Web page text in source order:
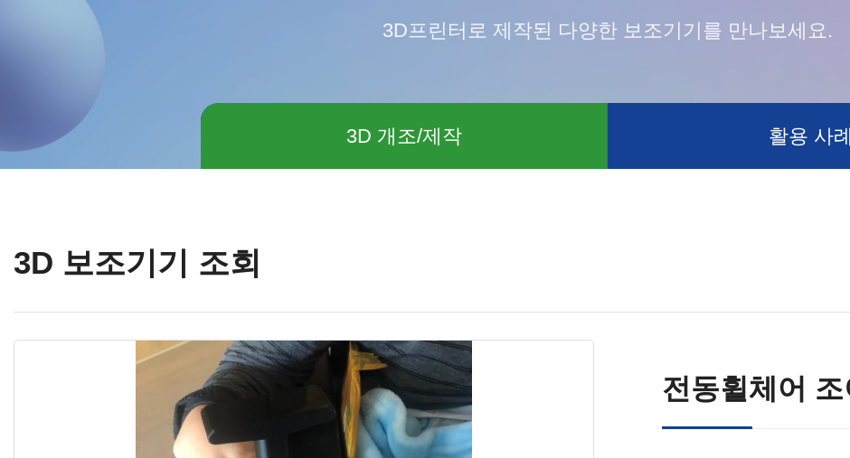
3D프린터로 제작된 다양한 보조기기를 만나보세요.
3D 개조/제작 활용 사례
3D 보조기기 조회
전동휠체어